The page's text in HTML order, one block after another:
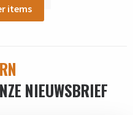
items
NIEUWSBRIEF